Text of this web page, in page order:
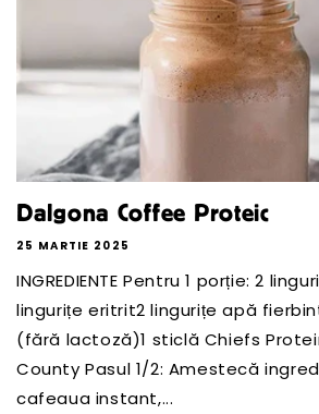
Dalgona Coffee Proteic
25 MARTIE 2025
INGREDIENTE Pentru 1 porție: 2
lingurițe eritrit2 lingurițe apă
(fără lactoză)1 sticlă Chiefs
County Pasul 1/2: Amestecă
cafeaua instant,...